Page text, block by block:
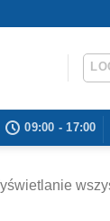
09:00 - 17:00